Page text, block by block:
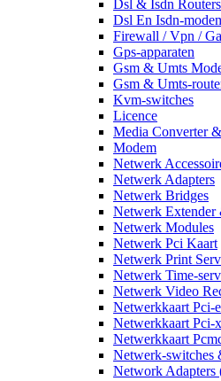
Dsl & Isdn Routers
Dsl En Isdn-
Firewall / Vpn /
Gps-apparaten
Gsm & Umts
Gsm & Umts-
Kvm-switches
Licence
Media Converter
Modem
Netwerk
Netwerk Adapters
Netwerk Bridges
Netwerk Extender
Netwerk Modules
Netwerk Pci Kaart
Netwerk Print
Netwerk Time-
Netwerk Video
Netwerkkaart Pci-e
Netwerkkaart Pci-x
Netwerkkaart
Netwerk-switches
Network Adapters